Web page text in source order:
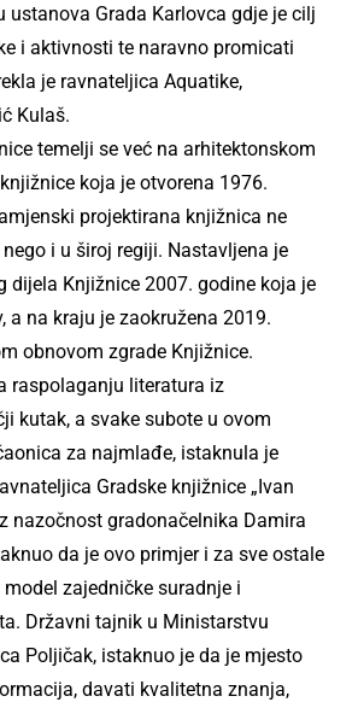
ustanova Grada Karlovca gdje je cilj
i aktivnosti te naravno promicati
je ravnateljica Aquatike,
Kulaš.
temelji se već na arhitektonskom
koja je otvorena 1976.
projektirana knjižnica ne
i u široj regiji. Nastavljena je
dijela Knjižnice 2007. godine koja je
a na kraju je zaokružena 2019.
obnovom zgrade Knjižnice.
raspolaganju literatura iz
kutak, a svake subote u ovom
za najmlađe, istaknula je
Gradske knjižnice „Ivan
nazočnost gradonačelnika Damira
da je ovo primjer i za sve ostale
zajedničke suradnje i
Državni tajnik u Ministarstvu
Poljičak, istaknuo je da je mjesto
davati kvalitetna znanja,